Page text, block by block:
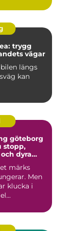
trygg
vägar
längs
kan
göteborg
stopp,
dyra
märks
Men
klucka i